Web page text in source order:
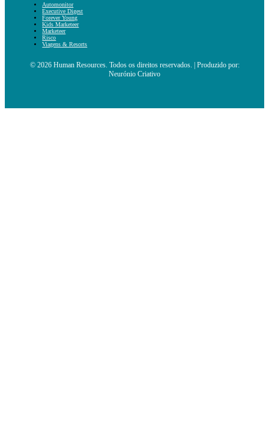
Automonitor
Executive Digest
Forever Young
Kids Marketeer
Marketeer
Risco
Viagens & Resorts
© 2026 Human Resources. Todos os direitos reservados. | Produzido por:
Neurónio Criativo